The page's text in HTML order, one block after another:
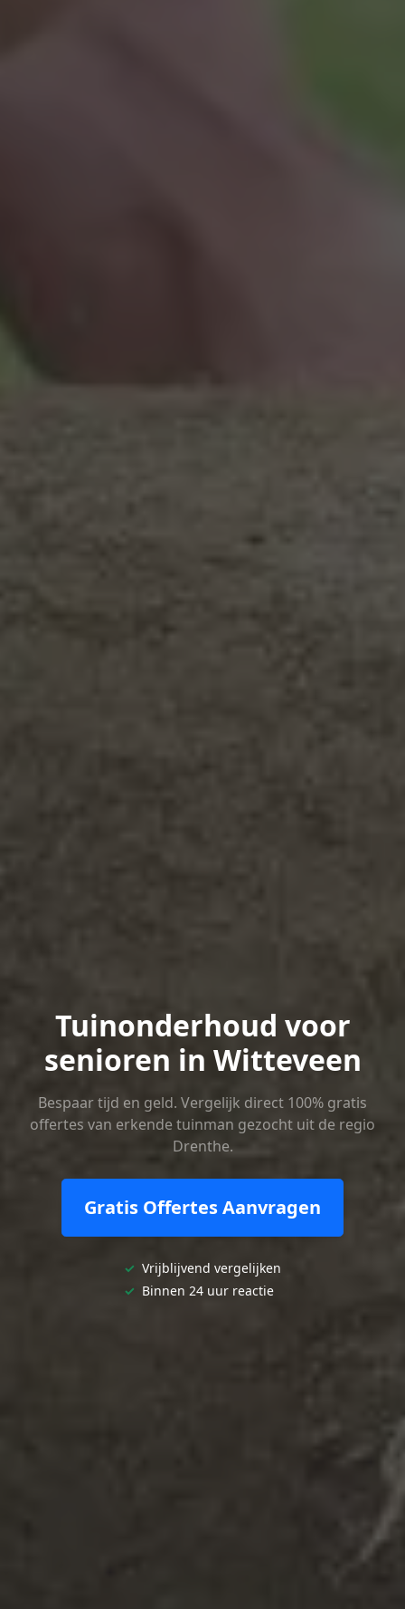
Tuinonderhoud voor
senioren in Witteveen
Bespaar tijd en geld. Vergelijk direct 100% gratis
offertes van erkende tuinman gezocht uit de regio
Drenthe.
Gratis Offertes Aanvragen
✓ Vrijblijvend vergelijken
✓ Binnen 24 uur reactie